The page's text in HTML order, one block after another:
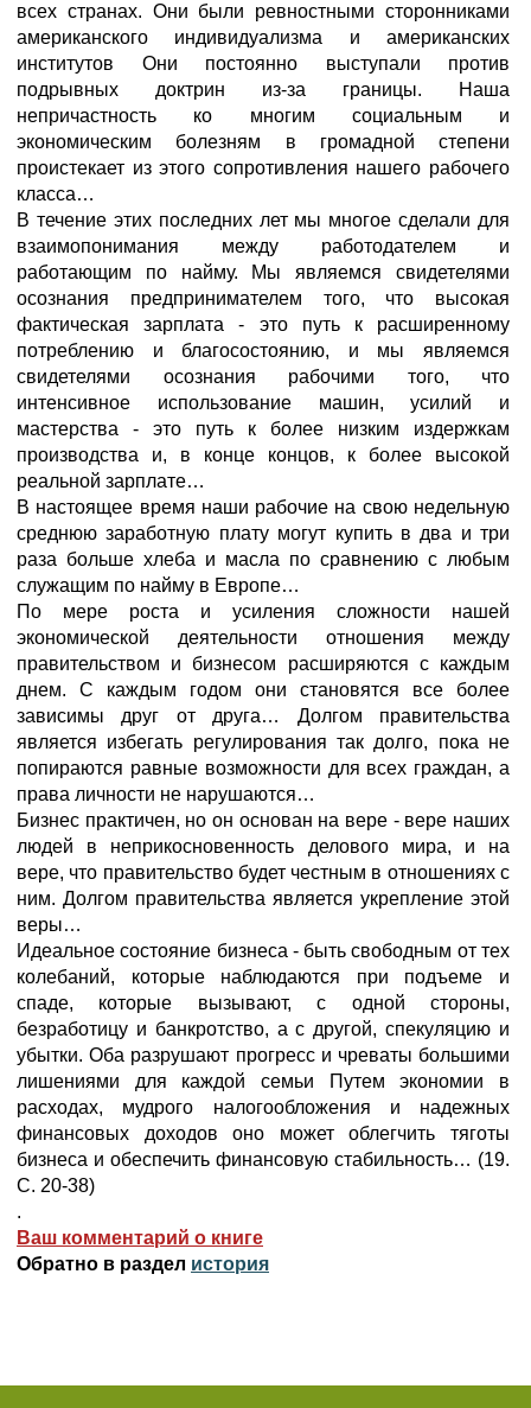
всех странах. Они были ревностными сторонниками
американского индивидуализма и американских
институтов Они постоянно выступали против
подрывных доктрин из-за границы. Наша
непричастность ко многим социальным и
экономическим болезням в громадной степени
проистекает из этого сопротивления нашего рабочего
класса…
В течение этих последних лет мы многое сделали для
взаимопонимания между работодателем и
работающим по найму. Мы являемся свидетелями
осознания предпринимателем того, что высокая
фактическая зарплата - это путь к расширенному
потреблению и благосостоянию, и мы являемся
свидетелями осознания рабочими того, что
интенсивное использование машин, усилий и
мастерства - это путь к более низким издержкам
производства и, в конце концов, к более высокой
реальной зарплате…
В настоящее время наши рабочие на свою недельную
среднюю заработную плату могут купить в два и три
раза больше хлеба и масла по сравнению с любым
служащим по найму в Европе…
По мере роста и усиления сложности нашей
экономической деятельности отношения между
правительством и бизнесом расширяются с каждым
днем. С каждым годом они становятся все более
зависимы друг от друга… Долгом правительства
является избегать регулирования так долго, пока не
попираются равные возможности для всех граждан, а
права личности не нарушаются…
Бизнес практичен, но он основан на вере - вере наших
людей в неприкосновенность делового мира, и на
вере, что правительство будет честным в отношениях с
ним. Долгом правительства является укрепление этой
веры…
Идеальное состояние бизнеса - быть свободным от тех
колебаний, которые наблюдаются при подъеме и
спаде, которые вызывают, с одной стороны,
безработицу и банкротство, а с другой, спекуляцию и
убытки. Оба разрушают прогресс и чреваты большими
лишениями для каждой семьи Путем экономии в
расходах, мудрого налогообложения и надежных
финансовых доходов оно может облегчить тяготы
бизнеса и обеспечить финансовую стабильность… (19.
С. 20-38)
.
Ваш комментарий о книге
Обратно в раздел история